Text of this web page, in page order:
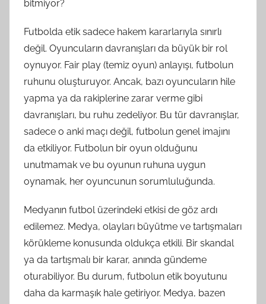
bitmiyor?
Futbolda etik sadece hakem kararlarıyla sınırlı
değil. Oyuncuların davranışları da büyük bir rol
oynuyor. Fair play (temiz oyun) anlayışı, futbolun
ruhunu oluşturuyor. Ancak, bazı oyuncuların hile
yapma ya da rakiplerine zarar verme gibi
davranışları, bu ruhu zedeliyor. Bu tür davranışlar,
sadece o anki maçı değil, futbolun genel imajını
da etkiliyor. Futbolun bir oyun olduğunu
unutmamak ve bu oyunun ruhuna uygun
oynamak, her oyuncunun sorumluluğunda.
Medyanın futbol üzerindeki etkisi de göz ardı
edilemez. Medya, olayları büyütme ve tartışmaları
körükleme konusunda oldukça etkili. Bir skandal
ya da tartışmalı bir karar, anında gündeme
oturabiliyor. Bu durum, futbolun etik boyutunu
daha da karmaşık hale getiriyor. Medya, bazen